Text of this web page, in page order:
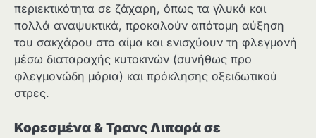
περιεκτικότητα σε ζάχαρη, όπως τα γλυκά και
πολλά αναψυκτικά, προκαλούν απότομη αύξηση
του σακχάρου στο αίμα και ενισχύουν τη φλεγμονή
μέσω διαταραχής κυτοκινών (συνήθως προ
φλεγμονώδη μόρια) και πρόκλησης οξειδωτικού
στρες.
Κορεσμένα & Τρανς Λιπαράσε